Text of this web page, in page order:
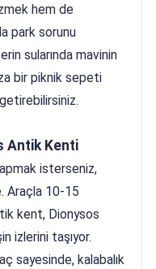
hem de
park sorunu
sularında mavinin
bir piknik sepeti
Antik Kenti
isterseniz,
Araçla 10-15
kent, Dionysos
izlerini taşıyor.
sayesinde, kalabalık